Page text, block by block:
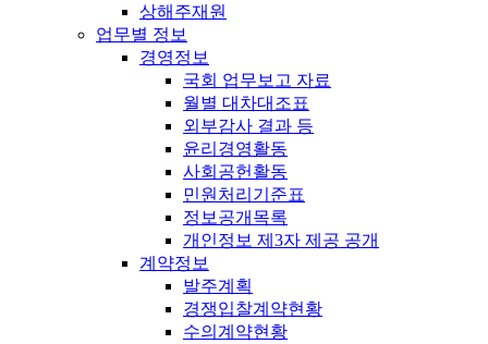
상해주재원
업무별 정보
경영정보
국회 업무보고 자료
월별 대차대조표
외부감사 결과 등
윤리경영활동
사회공헌활동
민원처리기준표
정보공개목록
개인정보 제3자 제공 공개
계약정보
발주계획
경쟁입찰계약현황
수의계약현황